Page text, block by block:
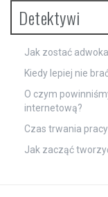
Detektywi
Jak zostać
Kiedy lepiej nie
O czym
internetową?
Czas trwania
Jak zacząć